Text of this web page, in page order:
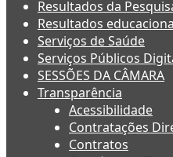
Resultados da
Resultados
Serviços de Saúde
Serviços Públicos
SESSÕES DA CÂMARA
Transparência
Acessibilidade
Contratações
Contratos